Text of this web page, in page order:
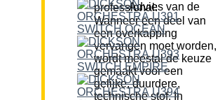
Advies van de professional:
Wanneer een deel van
een overkapping
vervangen moet worden,
wordt meestal de keuze
gemaakt voor een
gelijke, duurdere,
technische stof. In